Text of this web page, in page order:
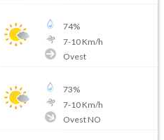
74%
7-10Km/h
Ovest
73%
7-10Km/h
Ovest NO